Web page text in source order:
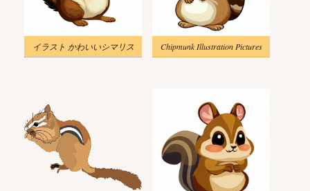
イラスト かわいいシマリス Chipmunk Illustration Pictures